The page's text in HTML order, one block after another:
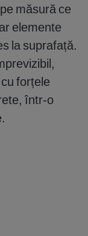
măsură ce
elemente
la suprafață.
forțele
într-o